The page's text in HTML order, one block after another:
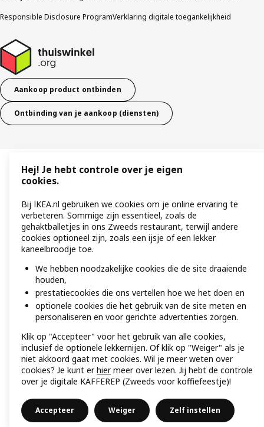
Responsible Disclosure ProgramVerklaring digitale toegankelijkheid
Aankoop product ontbinden
Ontbinding van je aankoop (diensten)
Hej! Je hebt controle over je eigen
cookies.
Bij IKEA.nl gebruiken we cookies om je online ervaring te
verbeteren. Sommige zijn essentieel, zoals de
gehaktballetjes in ons Zweeds restaurant, terwijl andere
cookies optioneel zijn, zoals een ijsje of een lekker
kaneelbroodje toe.
We hebben noodzakelijke cookies die de site draaiende
houden,
prestatiecookies die ons vertellen hoe we het doen en
optionele cookies die het gebruik van de site meten en
personaliseren en voor gerichte advertenties zorgen.
Klik op "Accepteer" voor het gebruik van alle cookies,
inclusief de optionele lekkernijen. Of klik op "Weiger" als je
niet akkoord gaat met cookies. Wil je meer weten over
cookies? Je kunt erhiermeer over lezen. Jij hebt de controle
over je digitale KAFFEREP (Zweeds voor koffiefeestje)!
Accepteer Weiger Zelf instellen